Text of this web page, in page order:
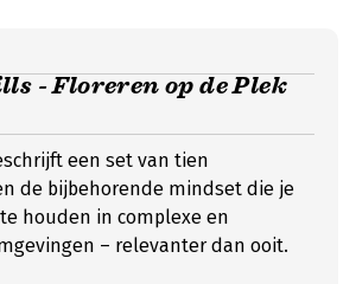
- Floreren op de Plek
een set van tien
de bijbehorende mindset die je
houden in complexe en
– relevanter dan ooit.